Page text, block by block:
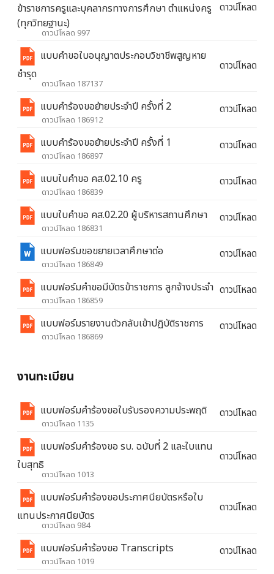
ข้าราชการครูและบุคลากรทางการศึกษา ตำแหน่งครู
(ทุกวิทยฐานะ)
ดาวน์โหลด 997
ดาวน์โหลด
แบบคำขอใบอนุญาตประกอบวิชาชีพสูญหาย
ชำรุด
ดาวน์โหลด 187137
ดาวน์โหลด
แบบคำร้องขอย้ายประจำปี ครั้งที่ 2
ดาวน์โหลด 186912
ดาวน์โหลด
แบบคำร้องขอย้ายประจำปี ครั้งที่ 1
ดาวน์โหลด 186897
ดาวน์โหลด
แบบใบคำขอ คส.02.10 ครู
ดาวน์โหลด 186839
ดาวน์โหลด
แบบใบคำขอ คส.02.20 ผู้บริหารสถานศึกษา
ดาวน์โหลด 186831
ดาวน์โหลด
แบบฟอร์มขอขยายเวลาศึกษาต่อ
ดาวน์โหลด 186849
ดาวน์โหลด
แบบฟอร์มคำขอมีบัตรข้าราชการ ลูกจ้างประจำ
ดาวน์โหลด 186859
ดาวน์โหลด
แบบฟอร์มรายงานตัวกลับเข้าปฏิบัติราชการ
ดาวน์โหลด 186869
ดาวน์โหลด
งานทะเบียน
แบบฟอร์มคำร้องขอใบรับรองความประพฤติ
ดาวน์โหลด 1135
ดาวน์โหลด
แบบฟอร์มคำร้องขอ รบ. ฉบับที่ 2 และใบแทน
ใบสุทธิ
ดาวน์โหลด 1013
ดาวน์โหลด
แบบฟอร์มคำร้องขอประกาศนียบัตรหรือใบ
แทนประกาศนียบัตร
ดาวน์โหลด 984
ดาวน์โหลด
แบบฟอร์มคำร้องขอ Transcripts
ดาวน์โหลด 1019
ดาวน์โหลด